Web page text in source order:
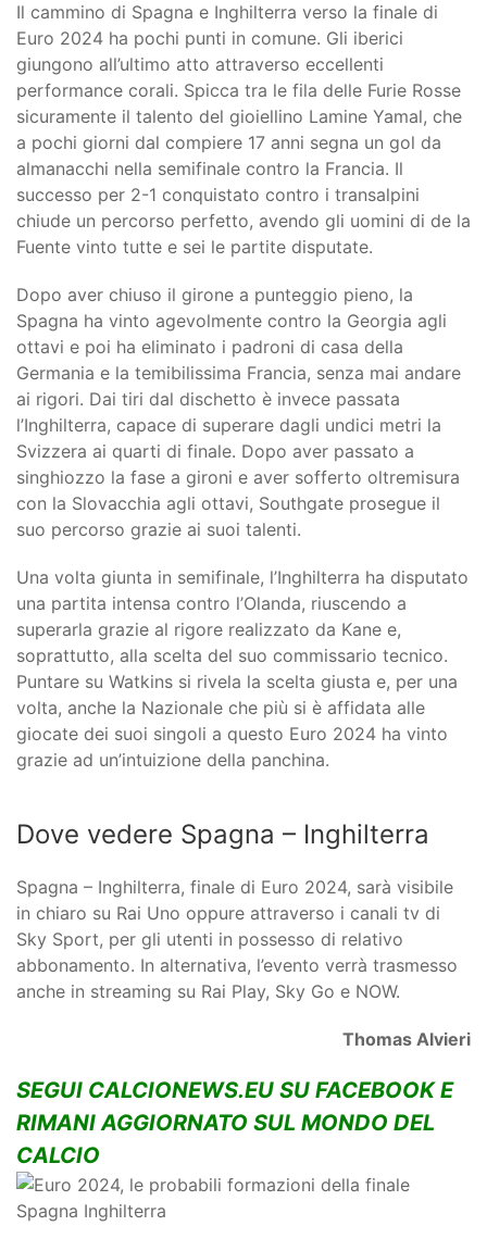
Il cammino di Spagna e Inghilterra verso la finale di
Euro 2024 ha pochi punti in comune. Gli iberici
giungono all’ultimo atto attraverso eccellenti
performance corali. Spicca tra le fila delle Furie Rosse
sicuramente il talento del gioiellino Lamine Yamal, che
a pochi giorni dal compiere 17 anni segna un gol da
almanacchi nella semifinale contro la Francia. Il
successo per 2-1 conquistato contro i transalpini
chiude un percorso perfetto, avendo gli uomini di de la
Fuente vinto tutte e sei le partite disputate.
Dopo aver chiuso il girone a punteggio pieno, la
Spagna ha vinto agevolmente contro la Georgia agli
ottavi e poi ha eliminato i padroni di casa della
Germania e la temibilissima Francia, senza mai andare
ai rigori. Dai tiri dal dischetto è invece passata
l’Inghilterra, capace di superare dagli undici metri la
Svizzera ai quarti di finale. Dopo aver passato a
singhiozzo la fase a gironi e aver sofferto oltremisura
con la Slovacchia agli ottavi, Southgate prosegue il
suo percorso grazie ai suoi talenti.
Una volta giunta in semifinale, l’Inghilterra ha disputato
una partita intensa contro l’Olanda, riuscendo a
superarla grazie al rigore realizzato da Kane e,
soprattutto, alla scelta del suo commissario tecnico.
Puntare su Watkins si rivela la scelta giusta e, per una
volta, anche la Nazionale che più si è affidata alle
giocate dei suoi singoli a questo Euro 2024 ha vinto
grazie ad un’intuizione della panchina.
Dove vedere Spagna – Inghilterra
Spagna – Inghilterra, finale di Euro 2024, sarà visibile
in chiaro su Rai Uno oppure attraverso i canali tv di
Sky Sport, per gli utenti in possesso di relativo
abbonamento. In alternativa, l’evento verrà trasmesso
anche in streaming su Rai Play, Sky Go e NOW.
Thomas Alvieri
SEGUI CALCIONEWS.EU SU FACEBOOK E
RIMANI AGGIORNATO SUL MONDO DEL
CALCIO